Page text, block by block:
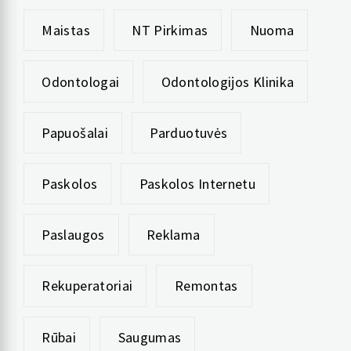
Maistas NT Pirkimas Nuoma
Odontologai Odontologijos Klinika
Papuošalai Parduotuvės
Paskolos Paskolos Internetu
Paslaugos Reklama
Rekuperatoriai Remontas
Rūbai Saugumas